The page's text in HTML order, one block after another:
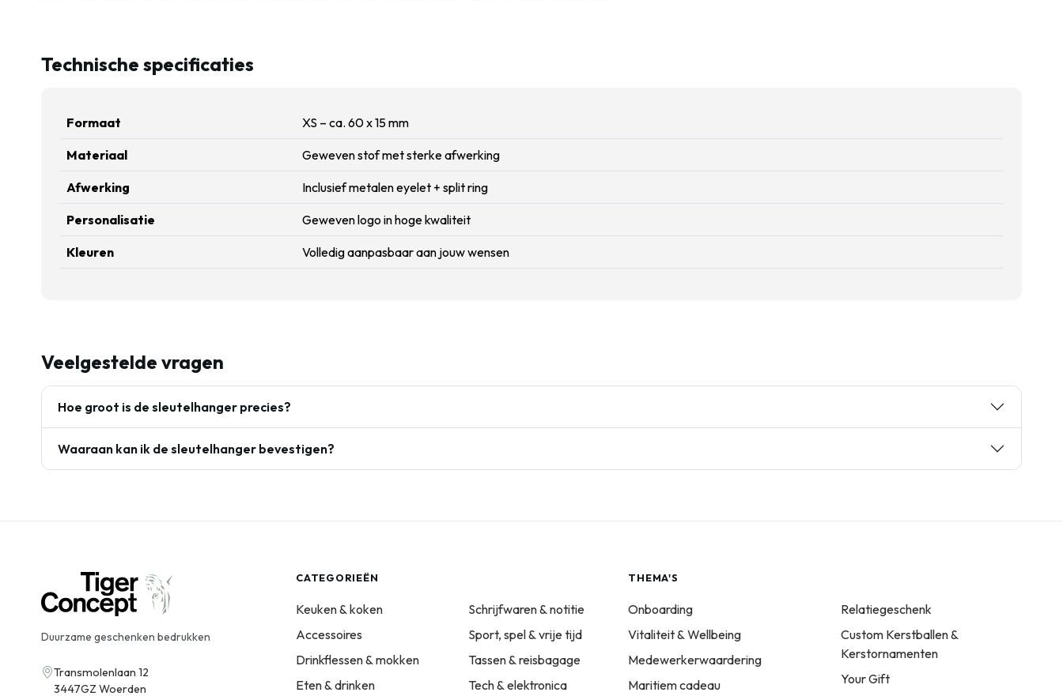
Technische specificaties
Formaat XS – ca. 60 x 15 mm
Materiaal Geweven stof met sterke afwerking
Afwerking Inclusief metalen eyelet + split ring
Personalisatie Geweven logo in hoge kwaliteit
Kleuren Volledig aanpasbaar aan jouw wensen
Veelgestelde vragen
Hoe groot is de sleutelhanger precies?
Waaraan kan ik de sleutelhanger bevestigen?
Duurzame geschenken bedrukken
Transmolenlaan 12
3447GZ Woerden
CATEGORIEËN
Keuken & koken
Accessoires
Drinkflessen & mokken
Eten & drinken
Schrijfwaren & notitie
Sport, spel & vrije tijd
Tassen & reisbagage
Tech & elektronica
THEMA'S
Onboarding
Vitaliteit & Wellbeing
Medewerkerwaardering
Maritiem cadeau
Relatiegeschenk
Custom Kerstballen &
Kerstornamenten
Your Gift